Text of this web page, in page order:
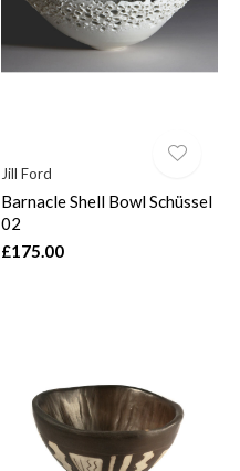
Jill Ford
Barnacle Shell Bowl Schüssel
02
£175.00